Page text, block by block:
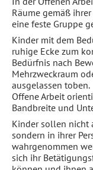
Räume gemäß
eine feste Gruppe
Kinder mit dem
ruhige Ecke zum
Bedürfnis nach
Mehrzweckraum
ausgelassen toben.
Offene Arbeit
Bandbreite und
Kinder sollen nicht
sondern in ihrer
wahrgenommen
sich ihr